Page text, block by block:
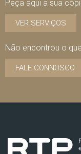
Peça aqui a sua
VER SERVIÇOS
Não encontrou o
FALE CONNOSCO